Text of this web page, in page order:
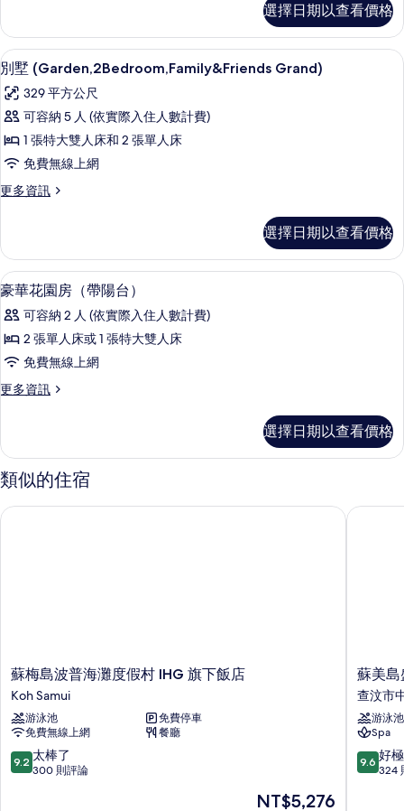
片
(Garden,2Bedroom,Family&Friend)
的
詳
情
選擇日期以查看價格
顯
示
別
墅
(Garden,2Bedroom,Family&Friends
Grand)
的
相
片
別墅
13
別墅 (Garden,2Bedroom,Family&Friends Grand)
329 平方公尺
可容納 5 人 (依實際入住人數計費)
1 張特大雙人床和 2 張單人床
免費無線上網
更多資訊
更
(Garden,2Bedroom,Family&Friends
Grand)
的
情
選擇日期以查看價格
顯
示
豪
華
花
園
（帶
陽
台）
的
高級寢具、迷你吧、客房內保險箱、書
5
豪華花園房（帶陽台）
可容納 2 人 (依實際入住人數計費)
2 張單人床或 1 張特大雙人床
免費無線上網
更多資訊
更
花
園
房
陽
選擇日期以查看價格
類似的住宿
蘇
梅
島
波
普
海
灘
蘇梅島波普海灘度假村 IHG 旗下飯店
Koh Samui
游泳池
免費停車
免費無線上網
餐廳
9.2
分，
9.2 太棒了
300 則評論
現
NT$5,276
蘇梅島波普海灘度假村 IHG 旗下飯店
蘇
美
島
盛
泰
樂
度
蘇美島
查汶市
游泳池
Spa
9.6
分，
9.6 好
324
蘇美島